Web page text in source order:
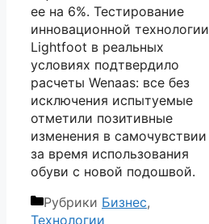
ее на 6%. Тестирование
инновационной технологии
Lightfoot в реальных
условиях подтвердило
расчеты Wenaas: все без
исключения испытуемые
отметили позитивные
изменения в самочувствии
за время использования
обуви с новой подошвой.
Рубрики Бизнес,
Технологии